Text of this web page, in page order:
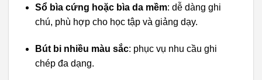
Sổ bìa cứng hoặc bìa da mềm: dễ dàng ghi
chú, phù hợp cho học tập và giảng dạy.
Bút bi nhiều màu sắc: phục vụ nhu cầu ghi
chép đa dạng.